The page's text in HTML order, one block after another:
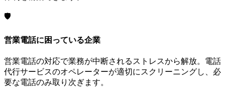
🛡️
営業電話に困っている企業
営業電話の対応で業務が中断されるストレスから解放。電話
代行サービスのオペレーターが適切にスクリーニングし、必
要な電話のみ取り次ぎます。